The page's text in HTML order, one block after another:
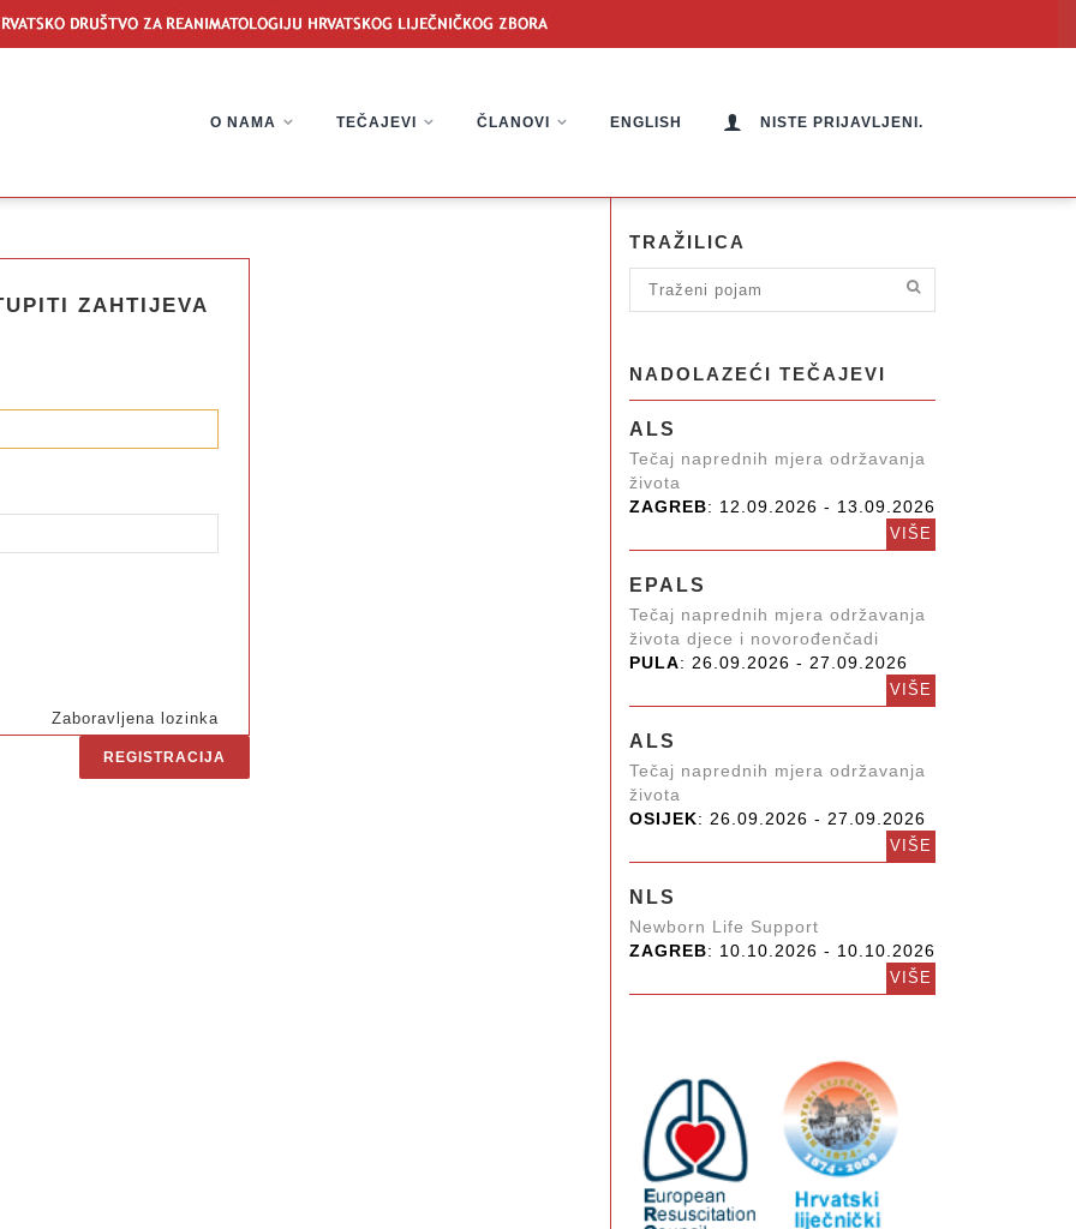
O NAMA TEČAJEVI ČLANOVI ENGLISH NISTE PRIJAVLJENI.
ZAHTIJEVA
Zaboravljena lozinka
REGISTRACIJA
TRAŽILICA
NADOLAZEĆI TEČAJEVI
ALS
Tečaj naprednih mjera održavanja
života
ZAGREB: 12.09.2026 - 13.09.2026
VIŠE
EPALS
Tečaj naprednih mjera održavanja
života djece i novorođenčadi
PULA: 26.09.2026 - 27.09.2026
VIŠE
ALS
Tečaj naprednih mjera održavanja
života
OSIJEK: 26.09.2026 - 27.09.2026
VIŠE
NLS
Newborn Life Support
ZAGREB: 10.10.2026 - 10.10.2026
VIŠE